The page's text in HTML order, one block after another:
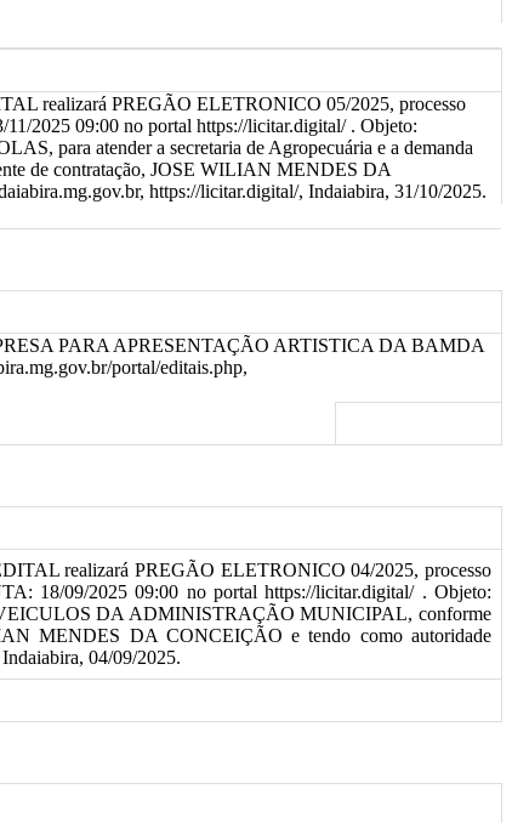
realizará PREGÃO ELETRONICO 05/2025, processo
2025 09:00 no portal https://licitar.digital/ . Objeto:
para atender a secretaria de Agropecuária e a demanda
de contratação, JOSE WILIAN MENDES DA
https://licitar.digital/, Indaiabira, 31/10/2025.
PARA APRESENTAÇÃO ARTISTICA DA BAMDA
portal/editais.php,
realizará PREGÃO ELETRONICO 04/2025, processo
18/09/2025 09:00 no portal https://licitar.digital/ . Objeto:
DA ADMINISTRAÇÃO MUNICIPAL, conforme
MENDES DA CONCEIÇÃO e tendo como autoridade
04/09/2025.